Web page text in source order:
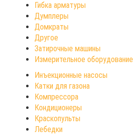
Гибка арматуры
Думплеры
Домкраты
Другое
Затирочные машины
Измерительное оборудование
Инъекционные насосы
Катки для газона
Компрессора
Кондиционеры
Краскопульты
Лебедки